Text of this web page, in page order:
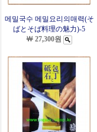
메밀국수 메밀요리의매력(そ
ばとそば料理の魅力)-5
￦ 27,300원